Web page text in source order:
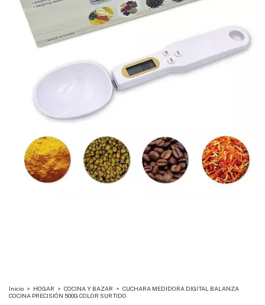
Inicio > HOGAR > COCINA Y BAZAR > CUCHARA MEDIDORA DIGITAL BALANZA
COCINA PRECISIÓN 500G COLOR SURTIDO